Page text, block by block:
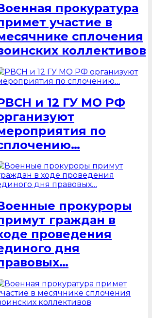
прокуратура
участие в
сплочения
коллективов
и 12 ГУ МО РФ
по
прокуроры
граждан в
проведения
дня